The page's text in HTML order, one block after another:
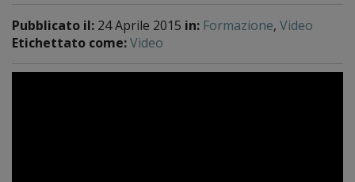
Pubblicato il: 24 Aprile 2015 in: Formazione, Video
Etichettato come:Video